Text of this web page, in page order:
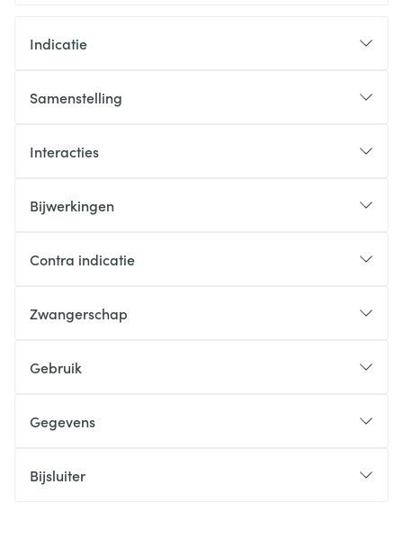
Indicatie
Samenstelling
Interacties
Bijwerkingen
Contra indicatie
Zwangerschap
Gebruik
Gegevens
Bijsluiter